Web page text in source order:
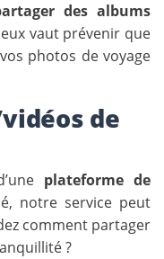
des albums
vaut prévenir que
photos de voyage
de
plateforme de
notre service peut
comment partager
?